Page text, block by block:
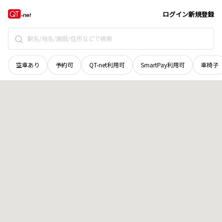
ログイン新規登録
空車あり 予約可 QT-net利用可 SmartPay利用可 車椅子
群馬県